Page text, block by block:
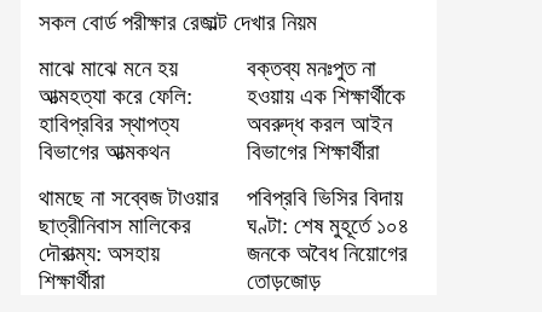
সকল বোর্ড পরীক্ষার রেজাল্ট দেখার নিয়ম
মাঝে মাঝে মনে হয়
আত্মহত্যা করে ফেলি:
হাবিপ্রবির স্থাপত্য
বিভাগের আত্মকথন
বক্তব্য মনঃপুত না
হওয়ায় এক শিক্ষার্থীকে
অবরুদ্ধ করল আইন
বিভাগের শিক্ষার্থীরা
থামছে না সব্বেজ টাওয়ার
ছাত্রীনিবাস মালিকের
দৌরাত্ম্য: অসহায়
শিক্ষার্থীরা
পবিপ্রবি ভিসির বিদায়
ঘণ্টা: শেষ মুহূর্তে ১০৪
জনকে অবৈধ নিয়োগের
তোড়জোড়